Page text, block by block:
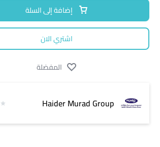
إضافة إلى السلة
اشتري الان
المفضلة
Haider Murad Group